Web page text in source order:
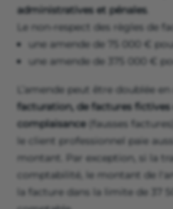
administratives et pénales.
Le non-respect des règles de
une amende de 75 000 €
une amende de 375 000 €
L’amende peut être doublée en
facturation, de factures
complaisance(fausses
le client professionnel paie
montant. Par exception, si la
comptabilité, le montant de
la facture dans la limite de 37